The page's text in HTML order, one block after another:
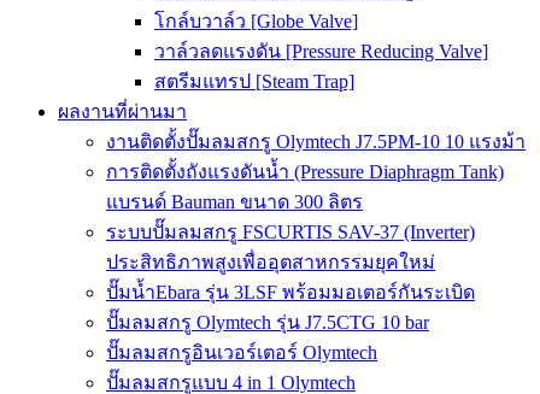
โกล์บวาล์ว [Globe Valve]
วาล์วลดแรงดัน [Pressure Reducing Valve]
สตรีมแทรป [Steam Trap]
ผลงานที่ผ่านมา
งานติดตั้งปั๊มลมสกรู Olymtech J7.5PM-10 10 แรงม้า
การติดตั้งถังแรงดันน้ำ (Pressure Diaphragm Tank)
แบรนด์ Bauman ขนาด 300 ลิตร
ระบบปั๊มลมสกรู FSCURTIS SAV-37 (Inverter)
ประสิทธิภาพสูงเพื่ออุตสาหกรรมยุคใหม่
ปั๊มน้ำEbara รุ่น 3LSF พร้อมมอเตอร์กันระเบิด
ปั๊มลมสกรู Olymtech รุ่น J7.5CTG 10 bar
ปั๊มลมสกรูอินเวอร์เตอร์ Olymtech
ปั๊มลมสกรูแบบ 4 in 1 Olymtech